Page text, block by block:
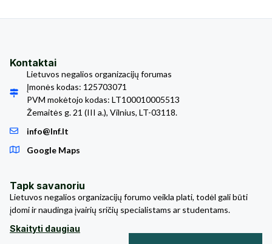
Kontaktai
Lietuvos negalios organizacijų forumas
Įmonės kodas: 125703071
PVM mokėtojo kodas: LT100010005513
Žemaitės g. 21 (III a.), Vilnius, LT-03118.
info@lnf.lt
Google Maps
Tapk savanoriu
Lietuvos negalios organizacijų forumo veikla plati, todėl gali būti
įdomi ir naudinga įvairių sričių specialistams ar studentams.
Skaityti daugiau